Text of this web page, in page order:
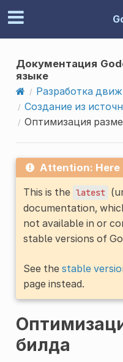
Документация
языке
Разработка
Создание из
Оптимизация
Attention: Here
This is the latest
documentation,
not available in or
stable versions of
See the stable
page instead.
билда